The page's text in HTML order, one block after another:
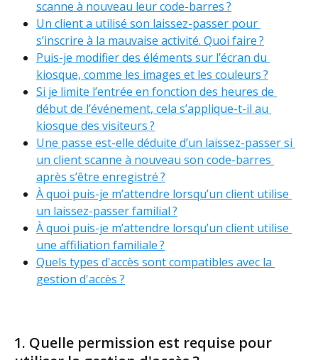
scanne à nouveau leur code-barres ?
Un client a utilisé son laissez-passer pour
s’inscrire à la mauvaise activité. Quoi faire ?
Puis-je modifier des éléments sur l’écran du
kiosque, comme les images et les couleurs ?
Si je limite l’entrée en fonction des heures de
début de l’événement, cela s’applique-t-il au
kiosque des visiteurs ?
Une passe est-elle déduite d’un laissez-passer si
un client scanne à nouveau son code-barres
après s’être enregistré ?
À quoi puis-je m’attendre lorsqu’un client utilise
un laissez-passer familial ?
À quoi puis-je m’attendre lorsqu’un client utilise
une affiliation familiale ?
Quels types d'accès sont compatibles avec la
gestion d'accès ?
1. Quelle permission est requise pour